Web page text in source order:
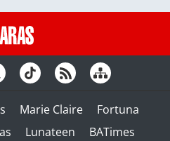
Marie Claire
Fortuna
Lunateen BATimes